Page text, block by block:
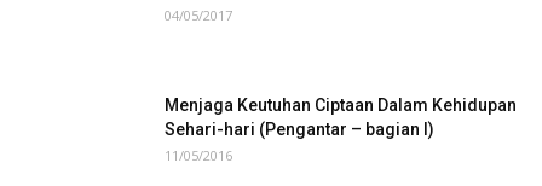
04/05/2017
Menjaga Keutuhan Ciptaan Dalam Kehidupan
Sehari-hari (Pengantar – bagian I)
11/05/2016